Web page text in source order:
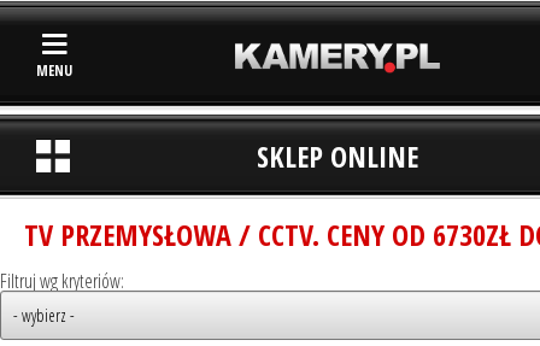
MENU
SKLEP ONLINE
TV PRZEMYSŁOWA / CCTV. CENY OD 6730ZŁ
Filtruj wg kryteriów: